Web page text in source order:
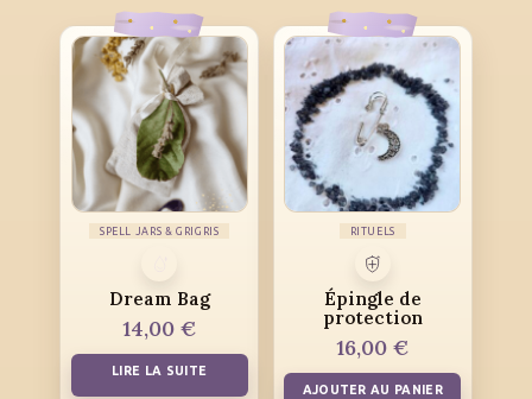
SPELL JARS & GRIGRIS
Dream Bag
14,00€
LIRE LA SUITE
RITUELS
Épingle de
protection
16,00€
AJOUTER AU PANIER